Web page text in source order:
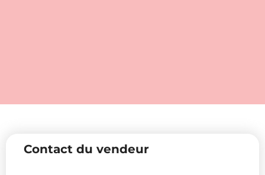
Contact du vendeur